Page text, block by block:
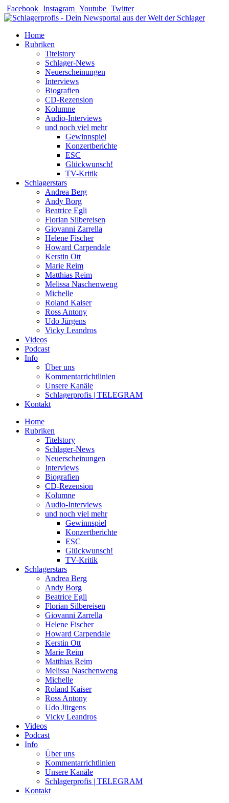
Zum
Inhalt
Facebook Instagram Youtube Twitter
Home
Rubriken
Titelstory
Schlager-News
Neuerscheinungen
Interviews
Biografien
CD-Rezension
Kolumne
Audio-Interviews
und noch viel mehr
Gewinnspiel
Konzertberichte
ESC
Glückwunsch!
TV-Kritik
Schlagerstars
Andrea Berg
Andy Borg
Beatrice Egli
Florian Silbereisen
Giovanni Zarrella
Helene Fischer
Howard Carpendale
Kerstin Ott
Marie Reim
Matthias Reim
Melissa Naschenweng
Michelle
Roland Kaiser
Ross Antony
Udo Jürgens
Vicky Leandros
Videos
Podcast
Info
Über uns
Kommentarrichtlinien
Unsere Kanäle
Schlagerprofis | TELEGRAM
Kontakt
Home
Rubriken
Titelstory
Schlager-News
Neuerscheinungen
Interviews
Biografien
CD-Rezension
Kolumne
Audio-Interviews
und noch viel mehr
Gewinnspiel
Konzertberichte
ESC
Glückwunsch!
TV-Kritik
Schlagerstars
Andrea Berg
Andy Borg
Beatrice Egli
Florian Silbereisen
Giovanni Zarrella
Helene Fischer
Howard Carpendale
Kerstin Ott
Marie Reim
Matthias Reim
Melissa Naschenweng
Michelle
Roland Kaiser
Ross Antony
Udo Jürgens
Vicky Leandros
Videos
Podcast
Info
Über uns
Kommentarrichtlinien
Unsere Kanäle
Schlagerprofis | TELEGRAM
Kontakt